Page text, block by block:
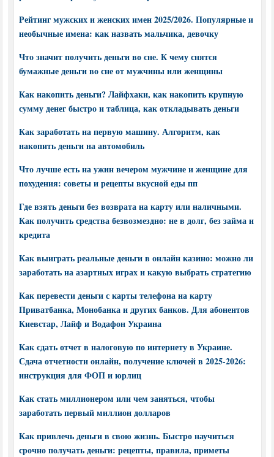
Рейтинг мужских и женских имен 2025/2026. Популярные и
необычные имена: как назвать мальчика, девочку
Что значит получить деньги во сне. К чему снятся
бумажные деньги во сне от мужчины или женщины
Как накопить деньги? Лайфхаки, как накопить крупную
сумму денег быстро и таблица, как откладывать деньги
Как заработать на первую машину. Алгоритм, как
накопить деньги на автомобиль
Что лучше есть на ужин вечером мужчине и женщине для
похудения: советы и рецепты вкусной еды пп
Где взять деньги без возврата на карту или наличными.
Как получить средства безвозмездно: не в долг, без займа и
кредита
Как выиграть реальные деньги в онлайн казино: можно ли
заработать на азартных играх и какую выбрать стратегию
Как перевести деньги с карты телефона на карту
Приватбанка, Монобанка и других банков. Для абонентов
Киевстар, Лайф и Водафон Украина
Как сдать отчет в налоговую по интернету в Украине.
Сдача отчетности онлайн, получение ключей в 2025-2026:
инструкция для ФОП и юрлиц
Как стать миллионером или чем заняться, чтобы
заработать первый миллион долларов
Как привлечь деньги в свою жизнь. Быстро научиться
срочно получать деньги: рецепты, правила, приметы